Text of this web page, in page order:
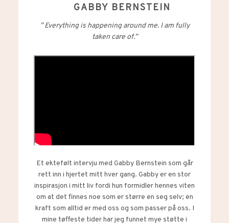
GABBY BERNSTEIN
” Everything is happening around me. I am fully
taken care of.”
Et ektefølt intervju med Gabby Bernstein som går
rett inn i hjertet mitt hver gang. Gabby er en stor
inspirasjon i mitt liv fordi hun formidler hennes viten
om at det finnes noe som er større en seg selv; en
kraft som alltid er med oss og som passer på oss. I
mine tøffeste tider har jeg funnet mye støtte i